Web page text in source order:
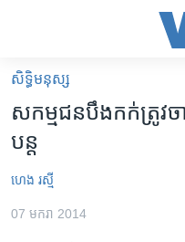
គេហទំព័រ​
ទាក់ទង
និង​
ទំព័រ​
អន្តរជាតិ
សិទ្ធិ​មនុស្ស
សកម្មជន​បឹងកក់​ត្រូវ​ច
បន្ត
ហេង រស្មី
07 មករា 2014